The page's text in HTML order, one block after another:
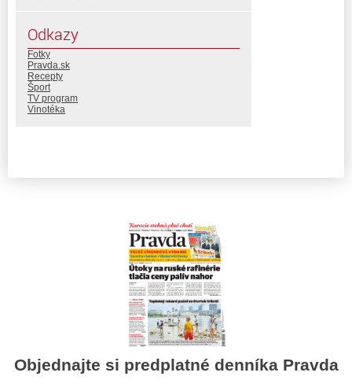
Odkazy
Fotky
Pravda.sk
Recepty
Šport
TV program
Vinotéka
Objednajte si predplatné denníka Pravda